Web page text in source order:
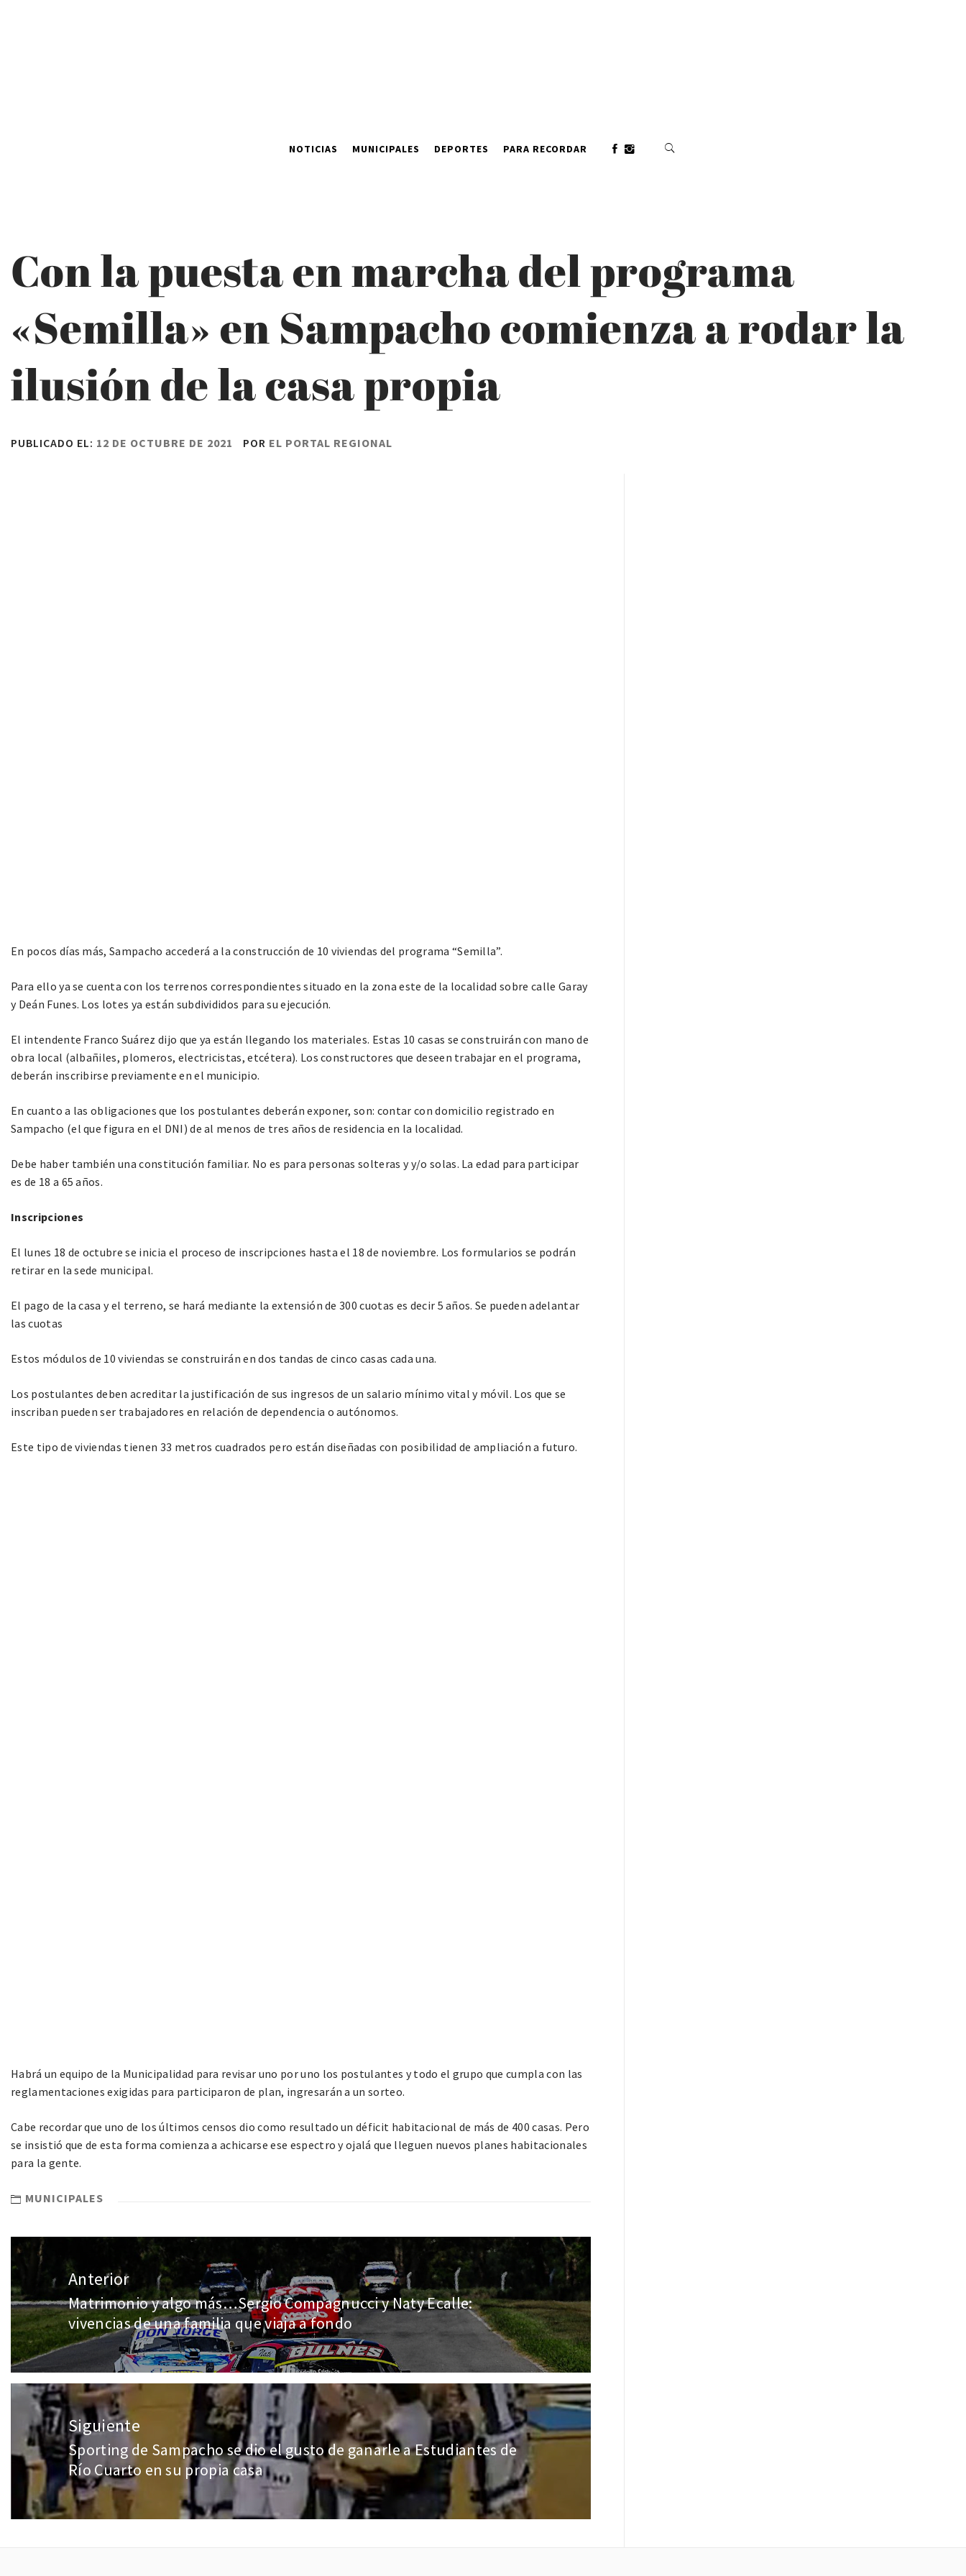
NOTICIAS MUNICIPALES DEPORTES PARA RECORDAR
Con la puesta en marcha del programa
«Semilla» en Sampacho comienza a rodar la
ilusión de la casa propia
PUBLICADO EL: 12 DE OCTUBRE DE 2021 POR EL PORTAL REGIONAL
En pocos días más, Sampacho accederá a la construcción de 10 viviendas del programa “Semilla”.
Para ello ya se cuenta con los terrenos correspondientes situado en la zona este de la localidad sobre calle Garay
y Deán Funes. Los lotes ya están subdivididos para su ejecución.
El intendente Franco Suárez dijo que ya están llegando los materiales. Estas 10 casas se construirán con mano de
obra local (albañiles, plomeros, electricistas, etcétera). Los constructores que deseen trabajar en el programa,
deberán inscribirse previamente en el municipio.
En cuanto a las obligaciones que los postulantes deberán exponer, son: contar con domicilio registrado en
Sampacho (el que figura en el DNI) de al menos de tres años de residencia en la localidad.
Debe haber también una constitución familiar. No es para personas solteras y y/o solas. La edad para participar
es de 18 a 65 años.
Inscripciones
El lunes 18 de octubre se inicia el proceso de inscripciones hasta el 18 de noviembre. Los formularios se podrán
retirar en la sede municipal.
El pago de la casa y el terreno, se hará mediante la extensión de 300 cuotas es decir 5 años. Se pueden adelantar
las cuotas
Estos módulos de 10 viviendas se construirán en dos tandas de cinco casas cada una.
Los postulantes deben acreditar la justificación de sus ingresos de un salario mínimo vital y móvil. Los que se
inscriban pueden ser trabajadores en relación de dependencia o autónomos.
Este tipo de viviendas tienen 33 metros cuadrados pero están diseñadas con posibilidad de ampliación a futuro.
Habrá un equipo de la Municipalidad para revisar uno por uno los postulantes y todo el grupo que cumpla con las
reglamentaciones exigidas para participaron de plan, ingresarán a un sorteo.
Cabe recordar que uno de los últimos censos dio como resultado un déficit habitacional de más de 400 casas. Pero
se insistió que de esta forma comienza a achicarse ese espectro y ojalá que lleguen nuevos planes habitacionales
para la gente.
MUNICIPALES
Anterior
Matrimonio y algo más…Sergio Compagnucci y Naty Ecalle:
vivencias de una familia que viaja a fondo
Siguiente
Sporting de Sampacho se dio el gusto de ganarle a Estudiantes de
Río Cuarto en su propia casa